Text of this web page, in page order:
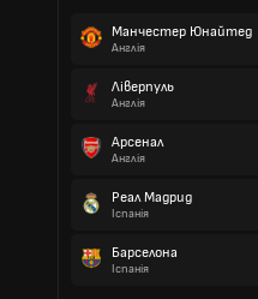
Манчестер Юнайтед
Англія
Ліверпуль
Англія
Арсенал
Англія
Реал Мадрид
Іспанія
Барселона
Іспанія